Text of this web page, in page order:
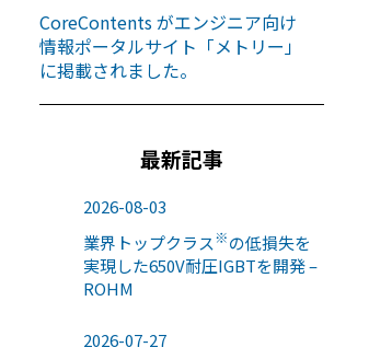
CoreContents がエンジニア向け
情報ポータルサイト「メトリー」
に掲載されました。
最新記事
2026-08-03
業界トップクラス※の低損失を
実現した650V耐圧IGBTを開発 –
ROHM
2026-07-27